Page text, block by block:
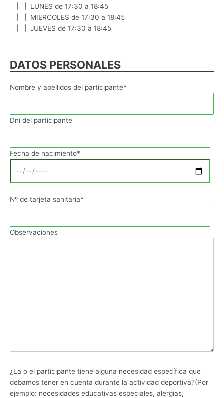
LUNES de 17:30 a 18:45
MIERCOLES de 17:30 a 18:45
JUEVES de 17:30 a 18:45
DATOS PERSONALES
Nombre y apellidos del participante*
Dni del participante
Fecha de nacimiento*
Nº de tarjeta sanitaria*
Observaciones
¿La o el participante tiene alguna necesidad específica que
debamos tener en cuenta durante la actividad deportiva?(Por
ejemplo: necesidades educativas especiales, alergias,